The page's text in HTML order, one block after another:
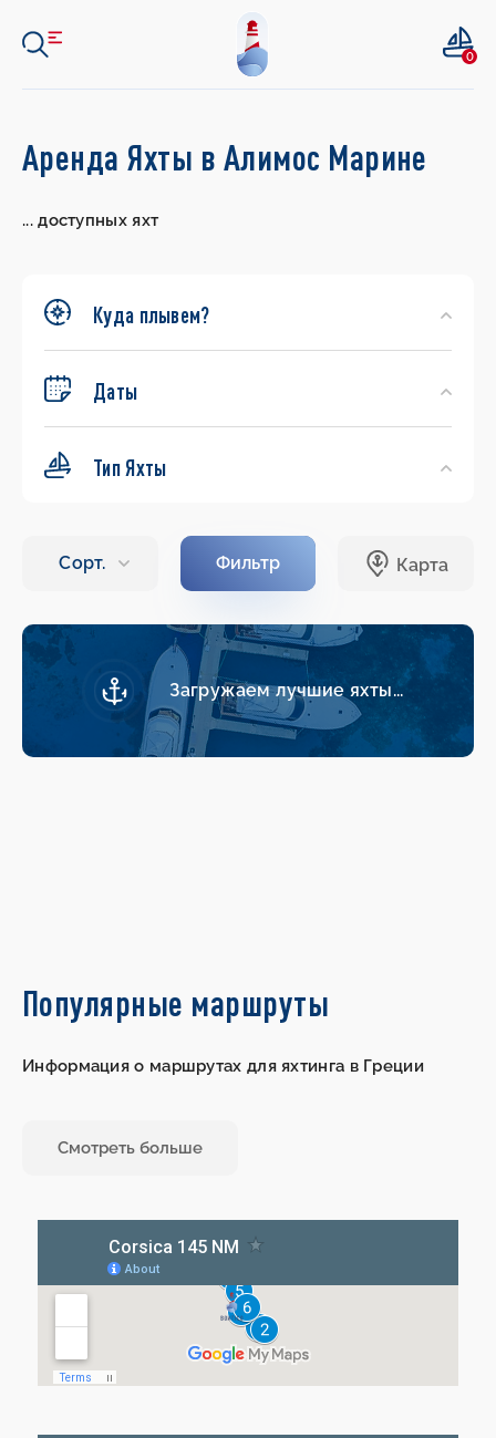
0
Search
Yachts
Аренда Яхты в Алимос Марине
...доступных яхт
Куда плывем?
Даты
Тип Яхты
Загружаем лучшие яхты...
Популярные маршруты
Информация о маршрутах для яхтинга в Греции
Смотреть больше